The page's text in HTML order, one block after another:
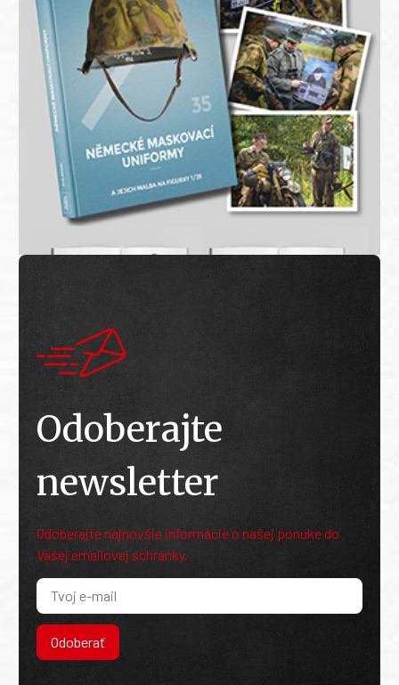
Odoberajte
newsletter
Odoberajte najnovšie informácie o našej ponuke do
Vašej emailovej schránky.
Odoberať